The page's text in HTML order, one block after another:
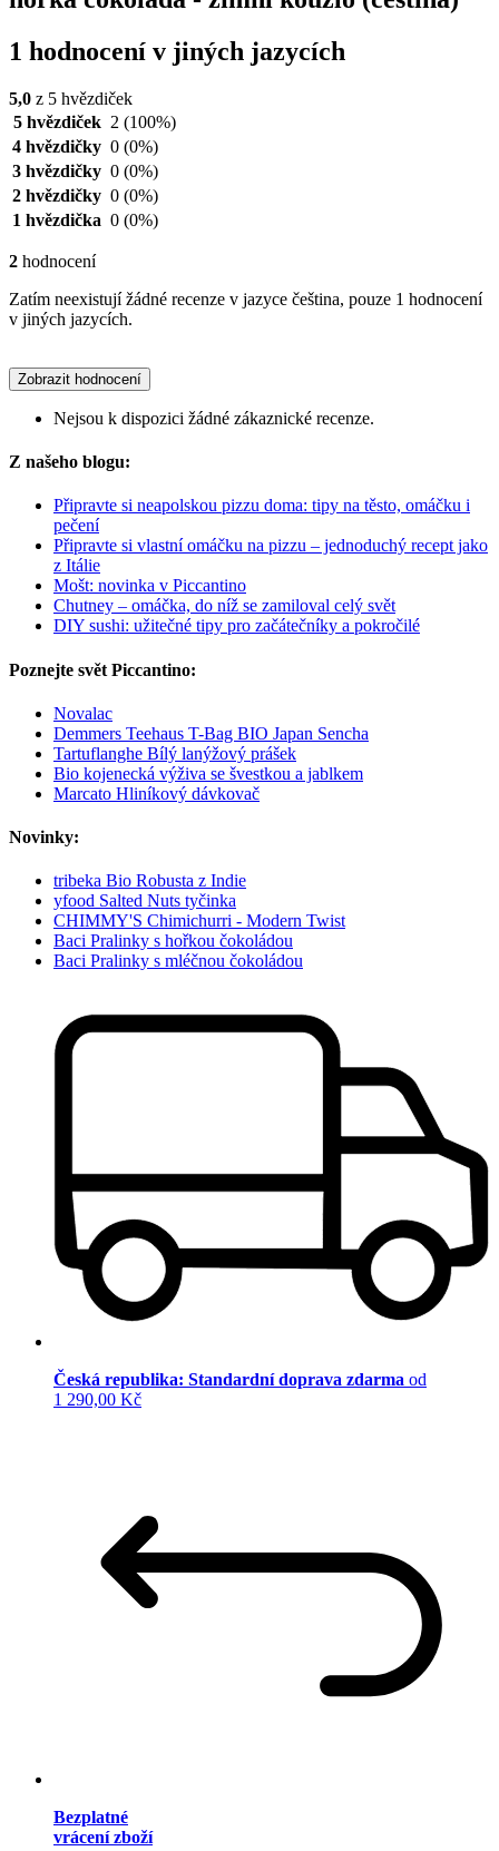
1 hodnocení v jiných jazycích
5,0 z 5 hvězdiček
5 hvězdiček 2 (100%)
4 hvězdičky 0 (0%)
3 hvězdičky 0 (0%)
2 hvězdičky 0 (0%)
1 hvězdička 0 (0%)
2 hodnocení
Zatím neexistují žádné recenze v jazyce čeština, pouze 1 hodnocení
v jiných jazycích.
Zobrazit hodnocení
Nejsou k dispozici žádné zákaznické recenze.
Z našeho blogu:
Připravte si neapolskou pizzu doma: tipy na těsto, omáčku i
pečení
Připravte si vlastní omáčku na pizzu – jednoduchý recept jako
z Itálie
Mošt: novinka v Piccantino
Chutney – omáčka, do níž se zamiloval celý svět
DIY sushi: užitečné tipy pro začátečníky a pokročilé
Poznejte svět Piccantino:
Novalac
Demmers Teehaus T-Bag BIO Japan Sencha
Tartuflanghe Bílý lanýžový prášek
Bio kojenecká výživa se švestkou a jablkem
Marcato Hliníkový dávkovač
Novinky:
tribeka Bio Robusta z Indie
yfood Salted Nuts tyčinka
CHIMMY'S Chimichurri - Modern Twist
Baci Pralinky s hořkou čokoládou
Baci Pralinky s mléčnou čokoládou
Česká republika: Standardní doprava zdarma od
1 290,00 Kč
Bezplatné
vrácení zboží